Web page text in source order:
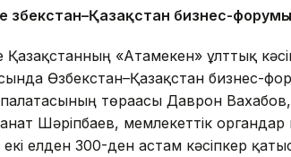
Өзбекстан–Қазақстан бизнес-форумы
Қазақстанның «Атамекен» ұлттық
Өзбекстан–Қазақстан бизнес-
палатасының төрағасы Даврон
Шәріпбаев, мемлекеттік
елден 300-ден астам кәсіпкер